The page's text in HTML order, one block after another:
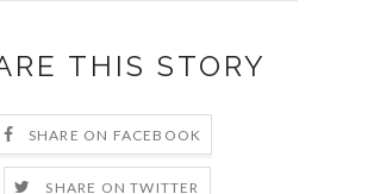
THIS STORY
SHARE ON FACEBOOK
SHARE ON TWITTER